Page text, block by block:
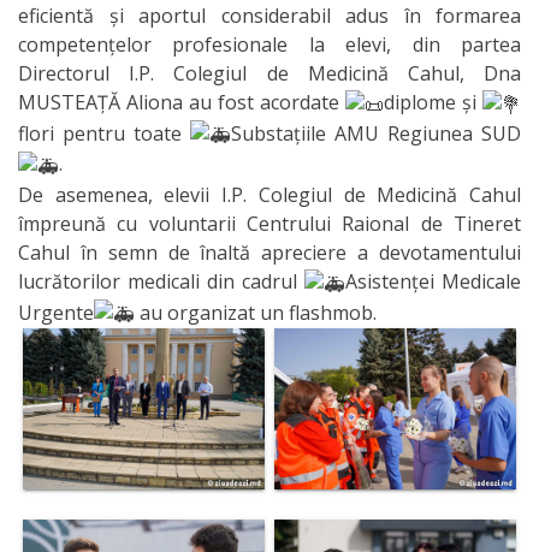
Organizare
Secții
didactică
Nr.1
Secția
didactică
Nr.2
Secția
didactică
eficientă și aportul considerabil adus în formarea
competențelor profesionale la elevi, din partea
Directorul I.P. Colegiul de Medicină Cahul, Dna
MUSTEAȚĂ Aliona au fost acordate
diplome și
flori pentru toate
Substațiile AMU Regiunea SUD
.
De asemenea, elevii I.P. Colegiul de Medicină Cahul
împreună cu voluntarii Centrului Raional de Tineret
Cahul în semn de înaltă apreciere a devotamentului
lucrătorilor medicali din cadrul
Asistenței Medicale
Urgente
au organizat un flashmob.